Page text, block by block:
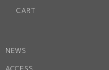
CART
NEWS